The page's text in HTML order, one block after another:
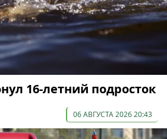
16-летний подросток
06 АВГУСТА 2026 20:43